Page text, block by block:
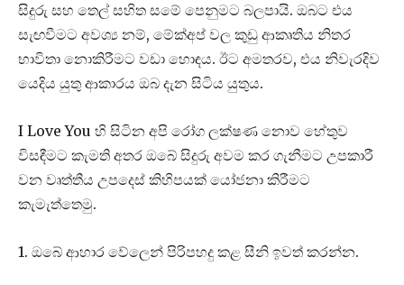
සිදුරු සහ තෙල් සහිත සමේ පෙනුමට බලපායි. ඔබට එය
සැඟවීමට අවශ්‍ය නම්, මේක්අප් වල කුඩු ආකෘතිය නිතර
භාවිතා නොකිරීමට වඩා හොඳය. ඊට අමතරව, එය නිවැරදිව
යෙදිය යුතු ආකාරය ඔබ දැන සිටිය යුතුය.
I Love You හි සිටින අපි රෝග ලක්ෂණ නොව හේතුව
විසඳීමට කැමති අතර ඔබේ සිදුරු අවම කර ගැනීමට උපකාරී
වන වෘත්තීය උපදෙස් කිහිපයක් යෝජනා කිරීමට
කැමැත්තෙමු.
1. ඔබේ ආහාර වේලෙන් පිරිපහදු කළ සීනි ඉවත් කරන්න.